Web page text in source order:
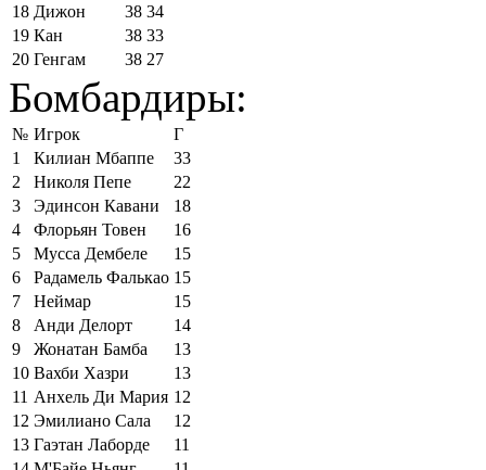
18 Дижон 38 34
19 Кан 38 33
20 Генгам 38 27
Бомбардиры:
№ Игрок
Г
1
Килиан Мбаппе
33
2
Николя Пепе
22
3
Эдинсон Кавани
18
4
Флорьян Товен
16
5
Мусса Дембеле
15
6
Радамель Фалькао 15
7
Неймар
15
8
Анди Делорт
14
9
Жонатан Бамба
13
10 Вахби Хазри
13
11 Анхель Ди Мария 12
12 Эмилиано Сала
12
13 Гаэтан Лаборде
11